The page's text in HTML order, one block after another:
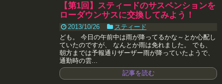
【第1回】スティードのサスペンションを
ローダウンサスに交換してみよう！
2013/10/26
スティード
ども。 今日の午前中は雨が降ってるかな～とか心配し
ていたのですが、 なんとか雨は免れました。 でも、
朝方までは予報通りザーザー雨が降っていたようで、
通勤時の雲...
記事を読む